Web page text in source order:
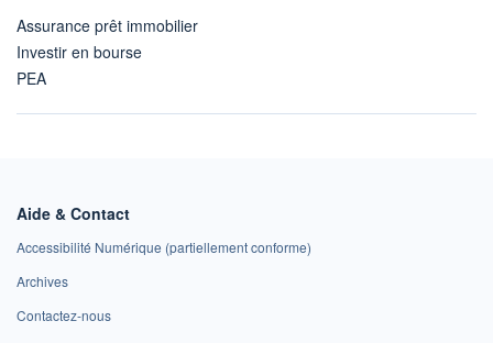
Assurance prêt immobilier
Investir en bourse
PEA
Aide & Contact
Accessibilité Numérique (partiellement conforme)
Archives
Contactez-nous